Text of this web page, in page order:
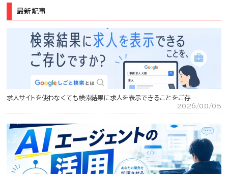
最新記事
求人サイトを使わなくても検索結果に求人を表示できることをご存…
2026/08/05